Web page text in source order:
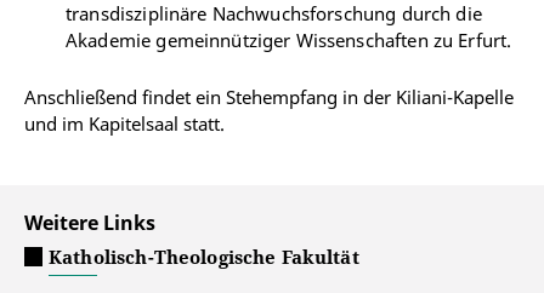
transdisziplinäre Nachwuchsforschung durch die
Akademie gemeinnütziger Wissenschaften zu Erfurt.
Anschließend findet ein Stehempfang in der Kiliani-Kapelle
und im Kapitelsaal statt.
Weitere Links
Katholisch-Theologische Fakultät